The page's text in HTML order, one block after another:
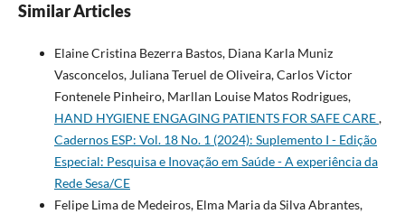
Similar Articles
Elaine Cristina Bezerra Bastos, Diana Karla Muniz
Vasconcelos, Juliana Teruel de Oliveira, Carlos Victor
Fontenele Pinheiro, Marllan Louise Matos Rodrigues,
HAND HYGIENE ENGAGING PATIENTS FOR SAFE CARE,
Cadernos ESP: Vol. 18 No. 1 (2024): Suplemento I - Edição
Especial: Pesquisa e Inovação em Saúde - A experiência da
Rede Sesa/CE
Felipe Lima de Medeiros, Elma Maria da Silva Abrantes,